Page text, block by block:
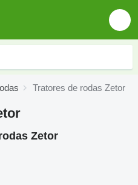
Tratores de rodas Zetor
Zetor